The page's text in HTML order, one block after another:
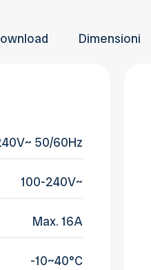
Dimensioni
50/60Hz
100-240V~
Max. 16A
-10~40°C